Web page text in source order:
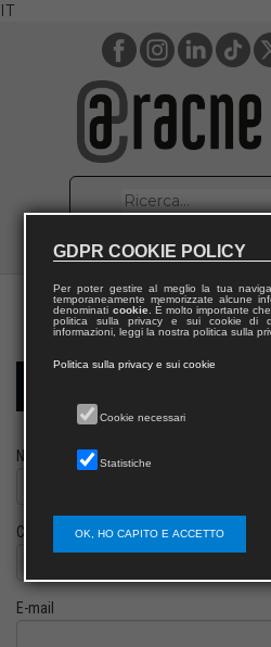
IT
Nome
Cognome
E-mail
GDPR COOKIE POLICY
Per poter gestire al meglio la tua
temporaneamente memorizzate alcune
denominati cookie. È molto importante
politica sulla privacy e sui cookie di
informazioni, leggi la nostra politica sulla
Politica sulla privacy e sui cookie
Cookie necessari
Statistiche
OK, HO CAPITO E ACCETTO